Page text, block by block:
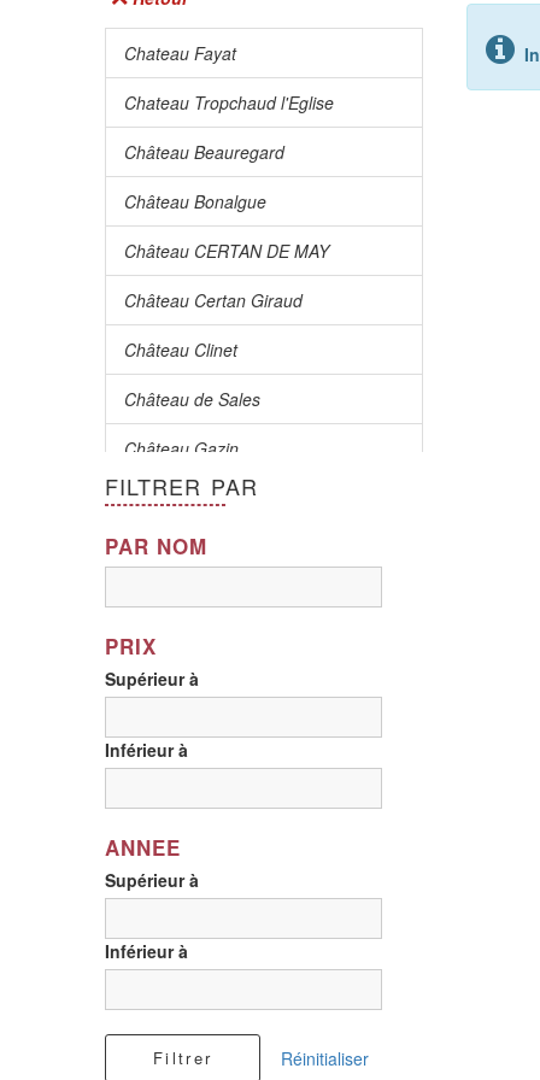
Chateau Fayat
Chateau Tropchaud l'Eglise
Château Beauregard
Château Bonalgue
Château CERTAN DE MAY
Château Certan Giraud
Château Clinet
Château de Sales
Château Gazin
Château L'Eglise Clinet
Château L`Evangile
Château la Croix de Gay
Château La Fleur de Gay
Château La Fleur Petrus
Château La Violette
Château Lafleur
Château Latour à Pomerol
Château Le Gay
FILTRER PAR
PAR NOM
PRIX
Supérieur à
Inférieur à
ANNEE
Supérieur à
Inférieur à
Filtrer Réinitialiser